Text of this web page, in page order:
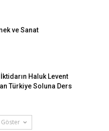
ve Sanat
Haluk Levent
Türkiye Soluna Ders
Göster